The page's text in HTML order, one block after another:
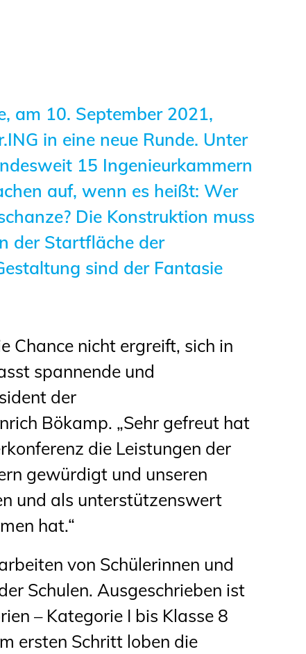
Schülerinnen und
Schüler
START.ING. Das
Studierenden Praxis-
Programm
Wissenswertes für
Studierende
BLING.BLING.
Kammer Newsletter
Presse
Kontakt und Anfahrt
Impressum
Datenschutz
Ingenieurakademie
West
am 10. September 2021,
in eine neue Runde. Unter
15 Ingenieurkammern
auf, wenn es heißt: Wer
Die Konstruktion muss
der Startfläche der
sind der Fantasie
Chance nicht ergreift, sich in
spannende und
der
Bökamp. „Sehr gefreut hat
die Leistungen der
gewürdigt und unseren
und als unterstützenswert
hat.“
von Schülerinnen und
Schulen. Ausgeschrieben ist
– Kategorie I bis Klasse 8
ersten Schritt loben die